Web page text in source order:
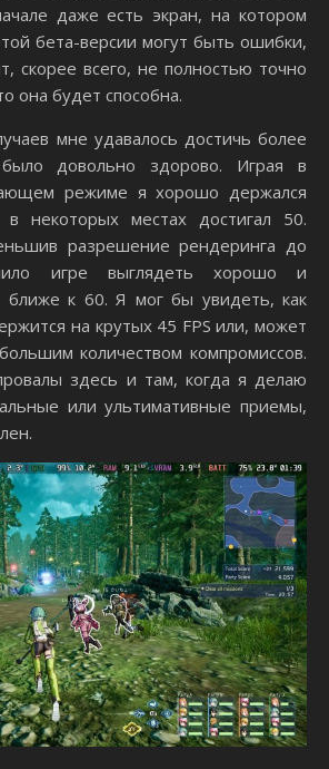
даже есть экран, на котором
бета-версии могут быть ошибки,
скорее всего, не полностью точно
она будет способна.
мне удавалось достичь более
довольно здорово. Играя в
режиме я хорошо держался
некоторых местах достигал 50.
разрешение рендеринга до
игре выглядеть хорошо и
ближе к 60. Я мог бы увидеть, как
на крутых 45 FPS или, может
количеством компромиссов.
здесь и там, когда я делаю
или ультимативные приемы,